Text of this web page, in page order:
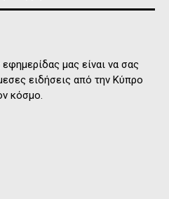
μας είναι να σας
ειδήσεις από την Κύπρο
κόσμο.